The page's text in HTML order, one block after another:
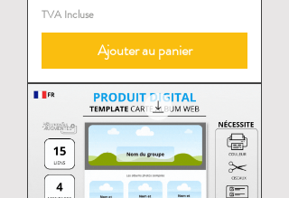
TVA Incluse
Ajouter au panier